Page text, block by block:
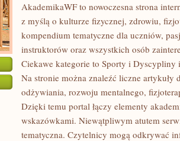
AkademikaWF to nowoczesna strona
z myślą o kulturze fizycznej, zdrowiu,
kompendium tematyczne dla uczniów,
instruktorów oraz wszystkich osób
Ciekawe kategorie to Sporty i Dyscypliny
Na stronie można znaleźć liczne artykuły
odżywiania, rozwoju mentalnego,
Dzięki temu portal łączy elementy
wskazówkami. Niewątpliwym atutem
tematyczna. Czytelnicy mogą odkrywać